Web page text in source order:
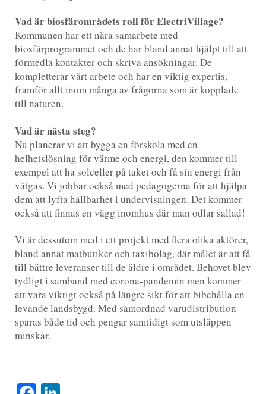
Vad är biosfärområdets roll för ElectriVillage?
Kommunen har ett nära samarbete med
biosfärprogrammet och de har bland annat hjälpt till att
förmedla kontakter och skriva ansökningar. De
kompletterar vårt arbete och har en viktig expertis,
framför allt inom många av frågorna som är kopplade
till naturen.
Vad är nästa steg?
Nu planerar vi att bygga en förskola med en
helhetslösning för värme och energi, den kommer till
exempel att ha solceller på taket och få sin energi från
vätgas. Vi jobbar också med pedagogerna för att hjälpa
dem att lyfta hållbarhet i undervisningen. Det kommer
också att finnas en vägg inomhus där man odlar sallad!
Vi är dessutom med i ett projekt med flera olika aktörer,
bland annat matbutiker och taxibolag, där målet är att få
till bättre leveranser till de äldre i området. Behovet blev
tydligt i samband med corona-pandemin men kommer
att vara viktigt också på längre sikt för att bibehålla en
levande landsbygd. Med samordnad varudistribution
sparas både tid och pengar samtidigt som utsläppen
minskar.